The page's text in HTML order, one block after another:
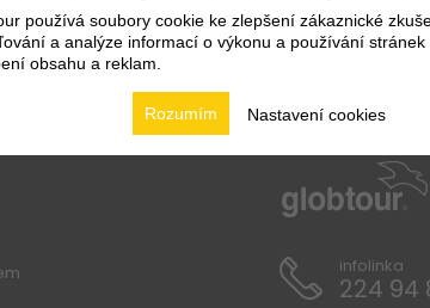
9 465Kč
Polopenze
Vlastní
infolinka
224 94
používá soubory cookie ke zlepšení zákaznické
a analýze informací o výkonu a používání stránek
obsahu a reklam.
Nastavení cookies
Rozumím